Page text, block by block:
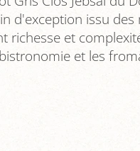
d'exception issu des
richesse et
et les